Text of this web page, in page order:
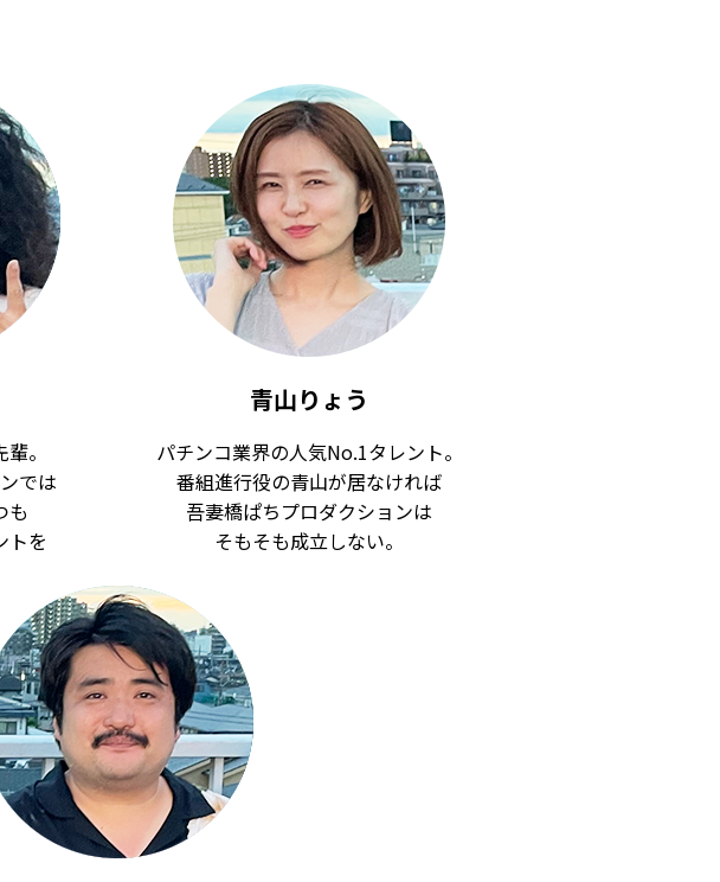
。
では
も
トを
青山りょう
パチンコ業界の人気No.1タレント。
番組進行役の青山が居なければ
吾妻橋ぱちプロダクションは
そもそも成立しない。